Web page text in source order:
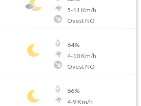
5-11 Km/h
Ovest NO
64%
4-10Km/h
Ovest NO
66%
4-9Km/h